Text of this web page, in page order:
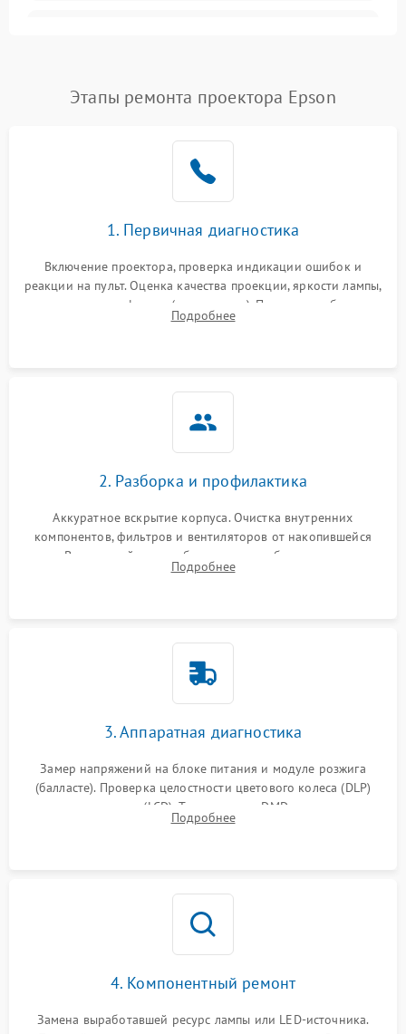
Нестабильная яркость или
контраст
4000 ₽ Подробнее →
Неравномерная подсветка
автоматическая коррекция
трапеции (Keystone)
Проблемы с
масштабированием
Подробнее →
Этапы ремонта проектора Epson
1. Первичная диагностика
Включение проектора, проверка индикации ошибок и
реакции на пульт. Оценка качества проекции, яркости лампы,
наличия артефактов (точки, пятна). Проверка работы
системы охлаждения по уровню шума вентиляторов.
Подробнее
2. Разборка и профилактика
Аккуратное вскрытие корпуса. Очистка внутренних
компонентов, фильтров и вентиляторов от накопившейся
пыли. Визуальный осмотр блока питания, балласта лампы и
материнской платы на наличие прогаров или вздутых
Подробнее
3. Аппаратная диагностика
Замер напряжений на блоке питания и модуле розжига
(балласте). Проверка целостности цветового колеса (DLP)
или поляризаторов (LCD). Тестирование DMD-чипа, датчиков
температуры и оптопар с помощью мультиметра и
Подробнее
4. Компонентный ремонт
Замена выработавшей ресурс лампы или LED-источника.